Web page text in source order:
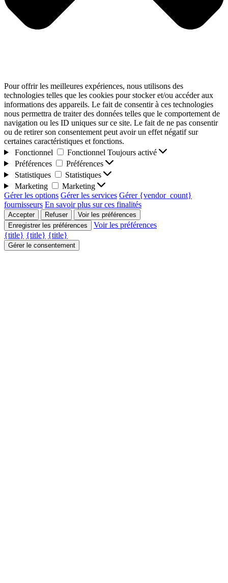
Pour offrir les meilleures expériences, nous utilisons des
technologies telles que les cookies pour stocker et/ou accéder aux
informations des appareils. Le fait de consentir à ces technologies
nous permettra de traiter des données telles que le comportement de
navigation ou les ID uniques sur ce site. Le fait de ne pas consentir
ou de retirer son consentement peut avoir un effet négatif sur
certaines caractéristiques et fonctions.
Fonctionnel
Fonctionnel Toujours activé
Préférences
Préférences
Statistiques
Statistiques
Marketing
Marketing
Gérer les options Gérer les services Gérer {vendor_count}
fournisseurs En savoir plus sur ces finalités
Accepter Refuser
Voir les préférences
Enregistrer les préférences
Voir les préférences
{title} {title} {title}
Gérer le consentement